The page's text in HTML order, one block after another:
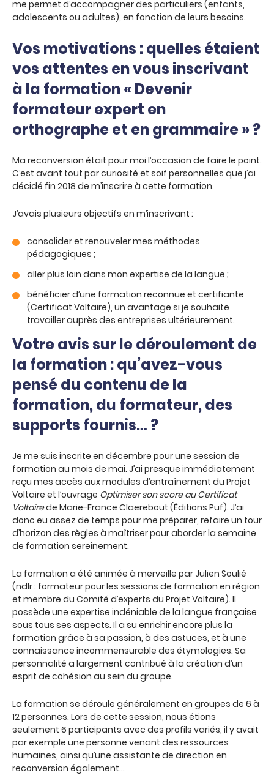
me permet d’accompagner des particuliers (enfants,
adolescents ou adultes), en fonction de leurs besoins.
Vos motivations : quelles étaient
vos attentes en vous inscrivant
à la formation « Devenir
formateur expert en
orthographe et en grammaire » ?
Ma reconversion était pour moi l’occasion de faire le point.
C’est avant tout par curiosité et soif personnelles que j’ai
décidé fin 2018 de m’inscrire à cette formation.
J’avais plusieurs objectifs en m’inscrivant :
consolider et renouveler mes méthodes
pédagogiques ;
aller plus loin dans mon expertise de la langue ;
bénéficier d’une formation reconnue et certifiante
(Certificat Voltaire), un avantage si je souhaite
travailler auprès des entreprises ultérieurement.
Votre avis sur le déroulement de
la formation : qu’avez-vous
pensé du contenu de la
formation, du formateur, des
supports fournis… ?
Je me suis inscrite en décembre pour une session de
formation au mois de mai. J’ai presque immédiatement
reçu mes accès aux modules d’entraînement du Projet
Voltaire et l’ouvrage Optimiser son score au Certificat
Voltairede Marie-France Claerebout (Éditions Puf). J’ai
donc eu assez de temps pour me préparer, refaire un tour
d’horizon des règles à maîtriser pour aborder la semaine
de formation sereinement.
La formation a été animée à merveille par Julien Soulié
(ndlr : formateur pour les sessions de formation en région
et membre du Comité d’experts du Projet Voltaire). Il
possède une expertise indéniable de la langue française
sous tous ses aspects. Il a su enrichir encore plus la
formation grâce à sa passion, à des astuces, et à une
connaissance incommensurable des étymologies. Sa
personnalité a largement contribué à la création d’un
esprit de cohésion au sein du groupe.
La formation se déroule généralement en groupes de 6 à
12 personnes. Lors de cette session, nous étions
seulement 6 participants avec des profils variés, il y avait
par exemple une personne venant des ressources
humaines, ainsi qu’une assistante de direction en
reconversion également…